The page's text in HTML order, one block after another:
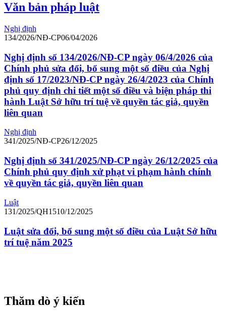
Văn bản pháp luật
Nghị định
134/2026/NĐ-CP06/04/2026
Nghị định số 134/2026/NĐ-CP ngày 06/4/2026 của
Chính phủ sửa đổi, bổ sung một số điều của Nghị
định số 17/2023/NĐ-CP ngày 26/4/2023 của Chính
phủ quy định chi tiết một số điều và biện pháp thi
hành Luật Sở hữu trí tuệ về quyền tác giả, quyền
liên quan
Nghị định
341/2025/NĐ-CP26/12/2025
Nghị định số 341/2025/NĐ-CP ngày 26/12/2025 của
Chính phủ quy định xử phạt vi phạm hành chính
về quyền tác giả, quyền liên quan
Luật
131/2025/QH1510/12/2025
Luật sửa đổi, bổ sung một số điều của Luật Sở hữu
trí tuệ năm 2025
Thăm dò ý kiến